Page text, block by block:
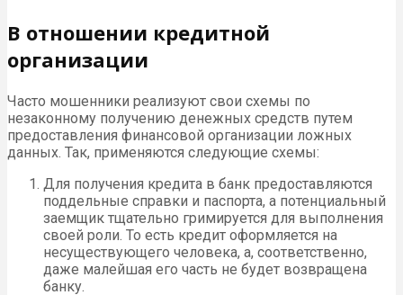
В отношении кредитной
организации
Часто мошенники реализуют свои схемы по
незаконному получению денежных средств путем
предоставления финансовой организации ложных
данных. Так, применяются следующие схемы:
Для получения кредита в банк предоставляются
поддельные справки и паспорта, а потенциальный
заемщик тщательно гримируется для выполнения
своей роли. То есть кредит оформляется на
несуществующего человека, а, соответственно,
даже малейшая его часть не будет возвращена
банку.